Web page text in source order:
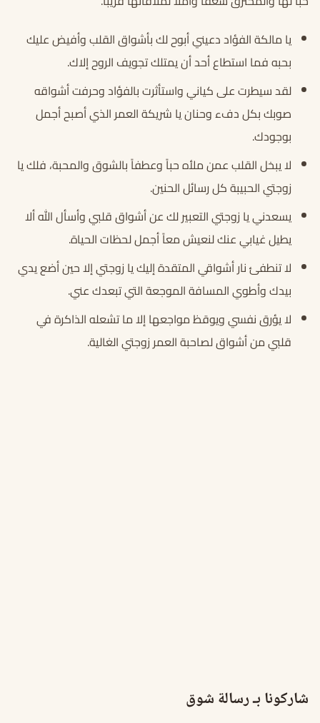
يا مالكة الفؤاد دعيني أبوح لك بأشواق القلب وأفيض عليك
بحبه فما استطاع أحد أن يمتلك تجويف الروح إلاك.
لقد سيطرت على كياني واستأثرت بالفؤاد وحرفت أشواقه
صوبك بكل دفء وحنان يا شريكة العمر الذي أصبح أجمل
بوجودك.
لا يبخل القلب عمن ملأه حباً وعطفاً بالشوق والمحبة، فلك يا
زوجتي الحبيبة كل رسائل الحنين.
يسعدني يا زوجتي التعبير لك عن أشواق قلبي وأسأل الله ألا
يطيل غيابي عنك لنعيش معاً أجمل لحظات الحياة.
لا تنطفئ نار أشواقي المتقدة إليك يا زوجتي إلا حين أضع يدي
بيدك وأطوي المسافة الموجعة التي تبعدك عني.
لا يؤرق نفسي ويوقظ مواجعها إلا ما تشعله الذاكرة في
قلبي من أشواق لصاحبة العمر زوجتي الغالية.
شاركونا بـ رسالة شوق